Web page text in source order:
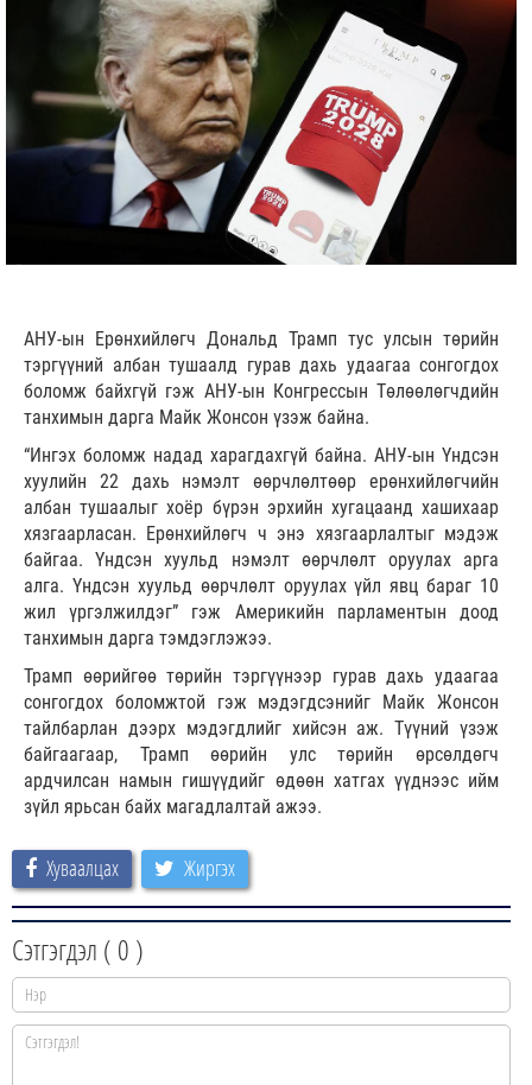
АНУ-ын Ерөнхийлөгч Дональд Трамп тус улсын төрийн
тэргүүний албан тушаалд гурав дахь удаагаа сонгогдох
боломж байхгүй гэж АНУ-ын Конгрессын Төлөөлөгчдийн
танхимын дарга Майк Жонсон үзэж байна.
“Ингэх боломж надад харагдахгүй байна. АНУ-ын Үндсэн
хуулийн 22 дахь нэмэлт өөрчлөлтөөр ерөнхийлөгчийн
албан тушаалыг хоёр бүрэн эрхийн хугацаанд хашихаар
хязгаарласан. Ерөнхийлөгч ч энэ хязгаарлалтыг мэдэж
байгаа. Үндсэн хуульд нэмэлт өөрчлөлт оруулах арга
алга. Үндсэн хуульд өөрчлөлт оруулах үйл явц бараг 10
жил үргэлжилдэг” гэж Америкийн парламентын доод
танхимын дарга тэмдэглэжээ.
Трамп өөрийгөө төрийн тэргүүнээр гурав дахь удаагаа
сонгогдох боломжтой гэж мэдэгдсэнийг Майк Жонсон
тайлбарлан дээрх мэдэгдлийг хийсэн аж. Түүний үзэж
байгаагаар, Трамп өөрийн улс төрийн өрсөлдөгч
ардчилсан намын гишүүдийг өдөөн хатгах үүднээс ийм
зүйл ярьсан байх магадлалтай ажээ.
Хуваалцах Жиргэх
Сэтгэгдэл ( 0 )